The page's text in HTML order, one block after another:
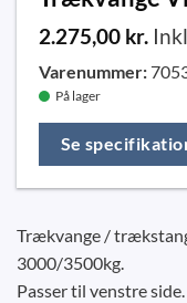
2.275,00 kr.
Varenummer:
På lager
Se
Trækvange /
3000/3500kg.
Passer til venstre side.